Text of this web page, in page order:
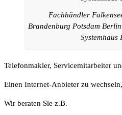
Fachhändler
Brandenburg Potsdam
Systemhaus
Telefonmakler, Servicemitarbeiter
Einen Internet-Anbieter zu
Wir beraten Sie z.B.